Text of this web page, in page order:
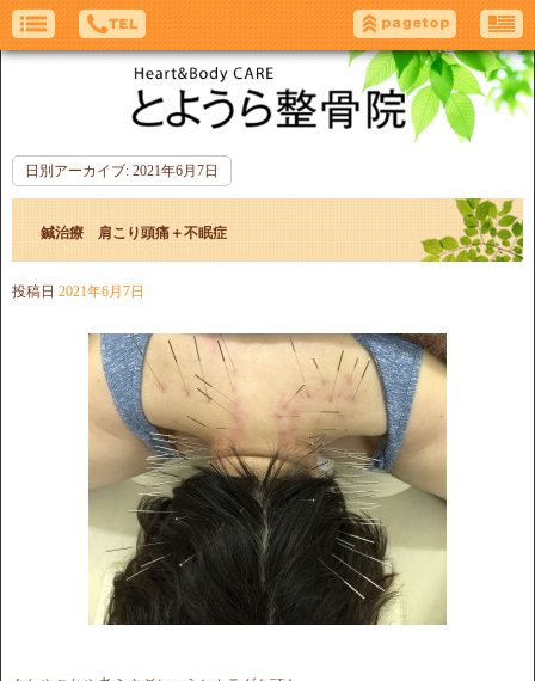
日別アーカイブ: 2021年6月7日
鍼治療 肩こり頭痛＋不眠症
投稿日 2021年6月7日